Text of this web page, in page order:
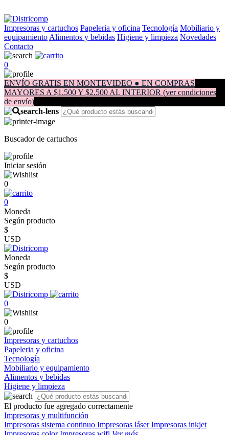
Impresoras y cartuchos Papeleria y oficina Tecnología Mobiliario y
equipamiento Alimentos y bebidas Higiene y limpieza Novedades
Contacto
0
ENVÍO GRATIS EN MONTEVIDEO ● EN COMPRAS
MAYORES A $1.500 Y $2.500 AL INTERIOR (ver condiciones
de envío)
Buscador de cartuchos
Iniciar sesión
0
0
Moneda
Según producto
$
USD
Moneda
Según producto
$
USD
0
0
Impresoras y cartuchos
Papeleria y oficina
Tecnología
Mobiliario y equipamiento
Alimentos y bebidas
Higiene y limpieza
El producto fue agregado correctamente
Impresoras y multifunción
Impresoras sistema continuo Impresoras láserImpresoras inkjet